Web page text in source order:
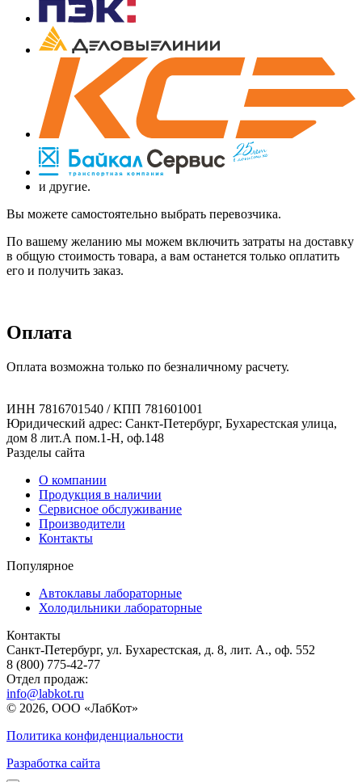
и другие.
Вы можете самостоятельно выбрать перевозчика.
По вашему желанию мы можем включить затраты на доставку
в общую стоимость товара, а вам останется только оплатить
его и получить заказ.
Оплата
Оплата возможна только по безналичному расчету.
ИНН 7816701540 / КПП 781601001
Юридический адрес: Санкт-Петербург, Бухарестская улица,
дом 8 лит.А пом.1-Н, оф.148
Разделы сайта
О компании
Продукция в наличии
Сервисное обслуживание
Производители
Контакты
Популярное
Автоклавы лабораторные
Холодильники лабораторные
Контакты
Санкт-Петербург, ул. Бухарестская, д. 8, лит. А., оф. 552
8 (800) 775-42-77
Отдел продаж:
info@labkot.ru
© 2026, ООО «ЛабКот»
Политика конфиденциальности
Разработка сайта